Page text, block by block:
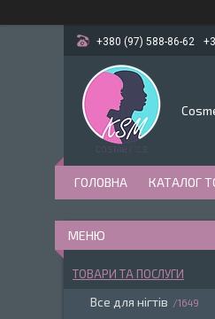
+380 (97) 588-86-62
ГОЛОВНА КАТАЛОГ
ТОВАРИ ТА ПОСЛУГИ
Все для нігтів 1649